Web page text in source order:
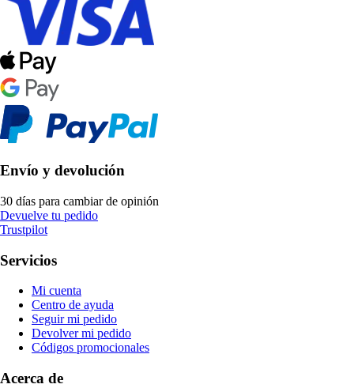
Envío y devolución
30 días para cambiar de opinión
Devuelve tu pedido
Trustpilot
Servicios
Mi cuenta
Centro de ayuda
Seguir mi pedido
Devolver mi pedido
Códigos promocionales
Acerca de